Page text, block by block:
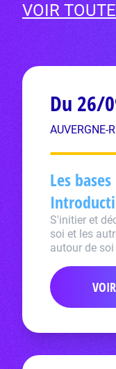
VOIR
Du 26/
AUVERGNE-
Les
S'initier et
soi et les
autour de soi